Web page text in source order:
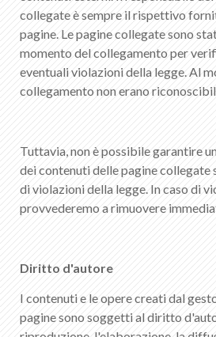
collegate è sempre il rispettivo
pagine. Le pagine collegate sono
momento del collegamento per
eventuali violazioni della legge. Al
collegamento non erano
Tuttavia, non è possibile garantire
dei contenuti delle pagine collegate
di violazioni della legge. In caso di
provvederemo a rimuovere
Diritto d'autore
I contenuti e le opere creati dal
pagine sono soggetti al diritto